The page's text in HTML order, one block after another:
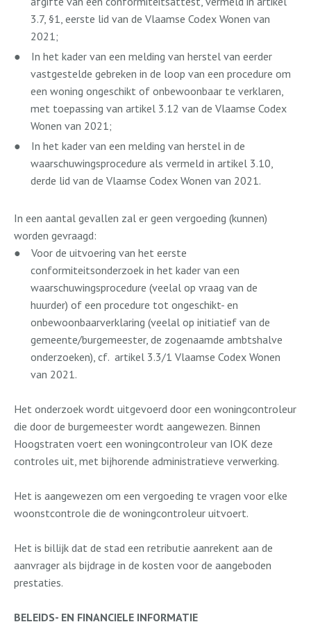
3.7, §1, eerste lid van de Vlaamse Codex Wonen van
2021;
●
In het kader van een melding van herstel van eerder
vastgestelde gebreken in de loop van een procedure om
een woning ongeschikt of onbewoonbaar te verklaren,
met toepassing van artikel 3.12 van de Vlaamse Codex
Wonen van 2021;
●
In het kader van een melding van herstel in de
waarschuwingsprocedure als vermeld in artikel 3.10,
derde lid van de Vlaamse Codex Wonen van 2021.
In een aantal gevallen zal er geen vergoeding (kunnen)
worden gevraagd:
●
Voor de uitvoering van het eerste
conformiteitsonderzoek in het kader van een
waarschuwingsprocedure (veelal op vraag van de
huurder) of een procedure tot ongeschikt- en
onbewoonbaarverklaring (veelal op initiatief van de
gemeente/burgemeester, de zogenaamde ambtshalve
onderzoeken), cf. artikel 3.3/1 Vlaamse Codex Wonen
van 2021.
Het onderzoek wordt uitgevoerd door een woningcontroleur
die door de burgemeester wordt aangewezen. Binnen
Hoogstraten voert een woningcontroleur van IOK deze
controles uit, met bijhorende administratieve verwerking.
Het is aangewezen om een vergoeding te vragen voor elke
woonstcontrole die de woningcontroleur uitvoert.
Het is billijk dat de stad een retributie aanrekent aan de
aanvrager als bijdrage in de kosten voor de aangeboden
prestaties.
BELEIDS- EN FINANCIELE INFORMATIE